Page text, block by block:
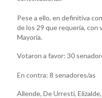
Pese a ello, en definitiva
de los 29 que requería, con
Mayoría.
Votaron a favor: 30
En contra: 8 senadores/as
Allende, De Urresti,